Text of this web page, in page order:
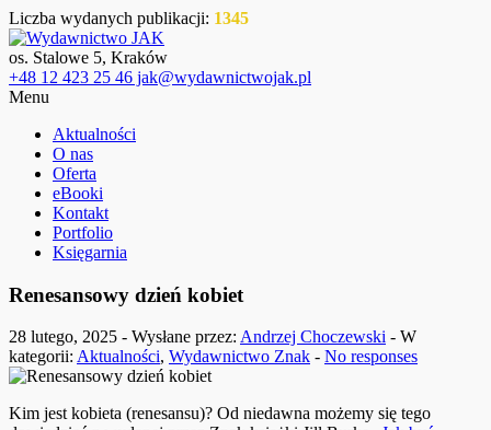
Liczba wydanych publikacji: 1345
os. Stalowe 5, Kraków
+48 12 423 25 46 jak@wydawnictwojak.pl
Menu
Aktualności
O nas
Oferta
eBooki
Kontakt
Portfolio
Księgarnia
Renesansowy dzień kobiet
28 lutego, 2025 - Wysłane przez: Andrzej Choczewski - W
kategorii: Aktualności, Wydawnictwo Znak - No responses
Kim jest kobieta (renesansu)? Od niedawna możemy się tego